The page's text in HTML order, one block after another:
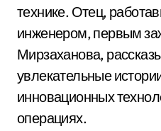
технике. Отец,
инженером, первым
Мирзаханова,
увлекательные
инновационных
операциях.